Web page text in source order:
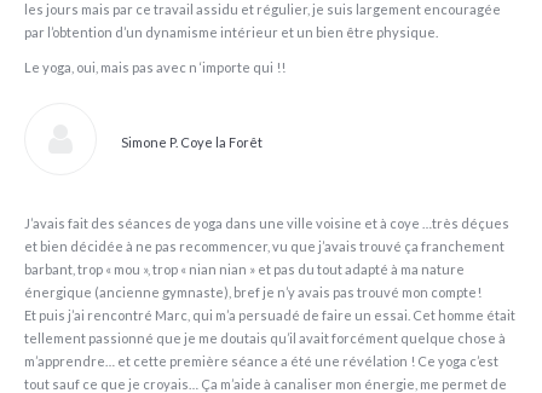
les jours mais par ce travail assidu et régulier, je suis largement encouragée
par l’obtention d’un dynamisme intérieur et un bien être physique.
Le yoga, oui, mais pas avec n ‘importe qui !!
Simone P. Coye la Forêt
J’avais fait des séances de yoga dans une ville voisine et à coye …très déçues
et bien décidée à ne pas recommencer, vu que j’avais trouvé ça franchement
barbant, trop « mou », trop « nian nian » et pas du tout adapté à ma nature
énergique (ancienne gymnaste), bref je n’y avais pas trouvé mon compte!
Et puis j’ai rencontré Marc, qui m’a persuadé de faire un essai. Cet homme était
tellement passionné que je me doutais qu’il avait forcément quelque chose à
m’apprendre… et cette première séance a été une révélation ! Ce yoga c’est
tout sauf ce que je croyais… Ça m’aide à canaliser mon énergie, me permet de